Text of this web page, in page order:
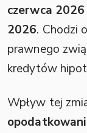
czerwca 2026
2026. Chodzi
prawnego
kredytów
Wpływ tej